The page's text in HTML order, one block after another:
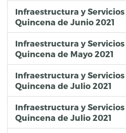
Infraestructura y
Quincena de Junio 2021
Infraestructura y
Quincena de Mayo 2021
Infraestructura y
Quincena de Julio 2021
Infraestructura y
Quincena de Julio 2021